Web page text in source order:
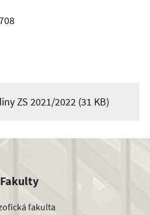
ZS 2021/2022 (31 KB)
Fakulty
fakulta